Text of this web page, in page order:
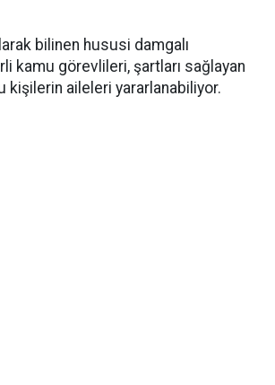
bilinen hususi damgalı
kamu görevlileri, şartları sağlayan
kişilerin aileleri yararlanabiliyor.